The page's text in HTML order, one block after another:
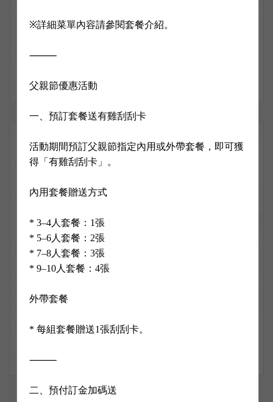
※詳細菜單內容請參閱套餐介紹。
⸻
父親節優惠活動
一、預訂套餐送有雞刮刮卡
活動期間預訂父親節指定內用或外帶套餐，即可獲
得「有雞刮刮卡」。
內用套餐贈送方式
* 3–4人套餐：1張
* 5–6人套餐：2張
* 7–8人套餐：3張
* 9–10人套餐：4張
外帶套餐
* 每組套餐贈送1張刮刮卡。
⸻
二、預付訂金加碼送